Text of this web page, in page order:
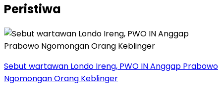
Peristiwa
Sebut wartawan Londo Ireng, PWO IN Anggap Prabowo
Ngomongan Orang Keblinger